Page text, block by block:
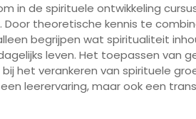
in de spirituele ontwikkeling
Door theoretische kennis te
begrijpen wat spiritualiteit
leven. Het toepassen van
het verankeren van spirituele
leerervaring, maar ook een